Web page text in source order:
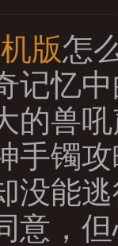
版怎
记忆
的兽
手镯
没能
意，